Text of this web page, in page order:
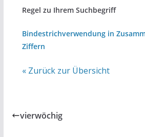
Regel zu Ihrem Suchbegriff
Bindestrichverwendung in
Ziffern
« Zurück zur Übersicht
vierwöchig